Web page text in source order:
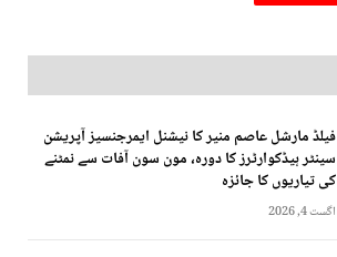
فیلڈ مارشل عاصم منیر کا نیشنل ایمرجنسیز آپریشن
سینٹر ہیڈکوارٹرز کا دورہ، مون سون آفات سے نمٹنے
کی تیاریوں کا جائزہ
اگست 4, 2026